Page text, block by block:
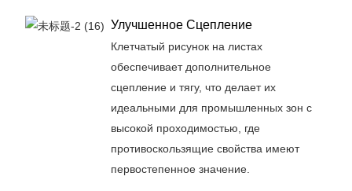
Улучшенное Сцепление
Клетчатый рисунок на листах
обеспечивает дополнительное
сцепление и тягу, что делает их
идеальными для промышленных зон с
высокой проходимостью, где
противоскользящие свойства имеют
первостепенное значение.